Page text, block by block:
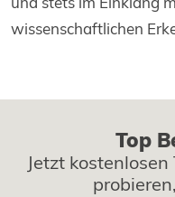
wissenschaftlichen
Top
Jetzt